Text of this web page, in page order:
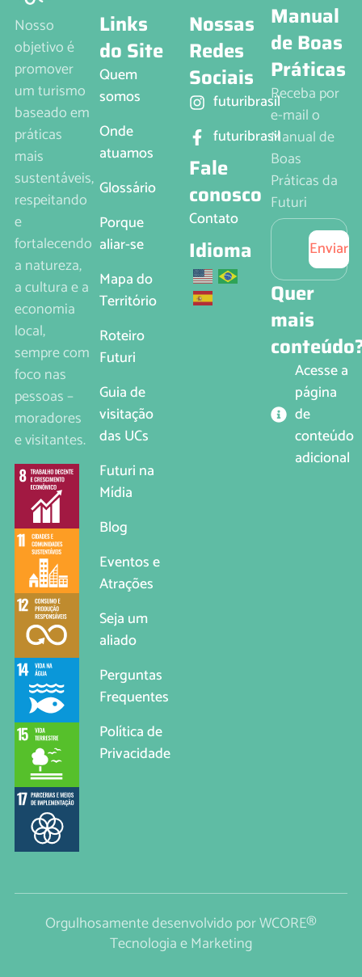
Nosso
objetivo é
promover
um turismo
baseado em
práticas
mais
sustentáveis,
respeitando
e
fortalecendo
a natureza,
a cultura e a
economia
local,
sempre com
foco nas
pessoas –
moradores
e visitantes.
Links
do Site
Quem
somos
Onde
atuamos
Glossário
Porque
aliar-se
Mapa do
Território
Roteiro
Futuri
Guia de
visitação
das UCs
Futuri na
Mídia
Blog
Eventos e
Atrações
Seja um
aliado
Perguntas
Frequentes
Política de
Privacidade
Nossas
Redes
Sociais
futuribrasil
futuribrasil
Fale
conosco
Contato
Idioma
Manual
de Boas
Práticas
Receba por
e-mail o
Manual de
Boas
Práticas da
Futuri
Enviar
Quer
mais
Acesse a
página
de
conteúdo
adicional
Orgulhosamente desenvolvido porWCORE®
Tecnologia e Marketing